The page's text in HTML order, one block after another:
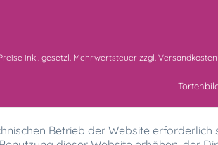
inkl. gesetzl. Mehrwertsteuer zzgl. Versandkosten
Betrieb der Website erforderlich